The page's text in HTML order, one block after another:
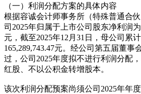
（一）利润分配方案的具体内容
根据容诚会计师事务所（特殊普通合
司2025年归属于上市公司股东净利润
元，截至2025年12月31日，母公司累
165,289,743.47元。经公司第五届董事
过，公司2025年度拟不进行利润分配
红股、不以公积金转增股本。
该次利润分配预案尚须公司2025年年